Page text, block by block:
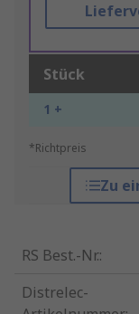
Stück
1 +
*Richtpreis
Zu
RS Best.-Nr.:
Distrelec-